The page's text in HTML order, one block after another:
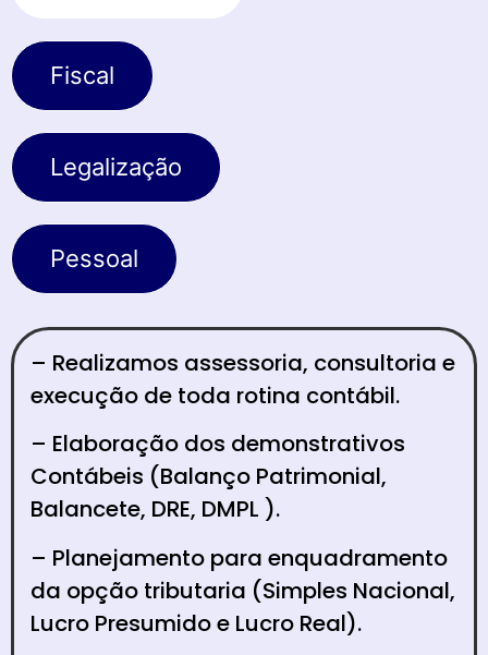
Fiscal
Legalização
Pessoal
– Realizamos assessoria, consultoria e
execução de toda rotina contábil.
– Elaboração dos demonstrativos
Contábeis (Balanço Patrimonial,
Balancete, DRE, DMPL ).
– Planejamento para enquadramento
da opção tributaria (Simples Nacional,
Lucro Presumido e Lucro Real).